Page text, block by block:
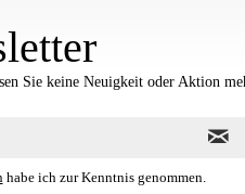
Sie keine Neuigkeit oder Aktion
habe ich zur Kenntnis genommen.